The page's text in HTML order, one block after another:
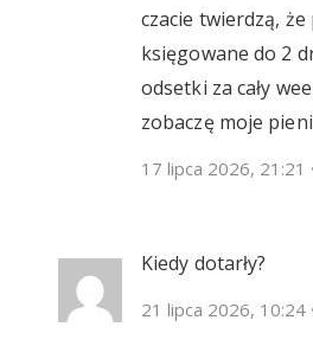
czacie twierdzą,
księgowane do 2
odsetki za cały
zobaczę moje
17 lipca 2026, 21:21
Kiedy dotarły?
21 lipca 2026, 10:24